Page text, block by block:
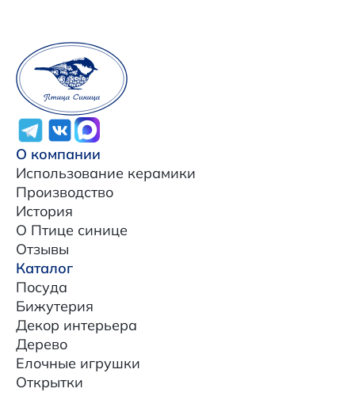
О компании
Использование керамики
Производство
История
О Птице синице
Отзывы
Каталог
Посуда
Бижутерия
Декор интерьера
Дерево
Елочные игрушки
Открытки